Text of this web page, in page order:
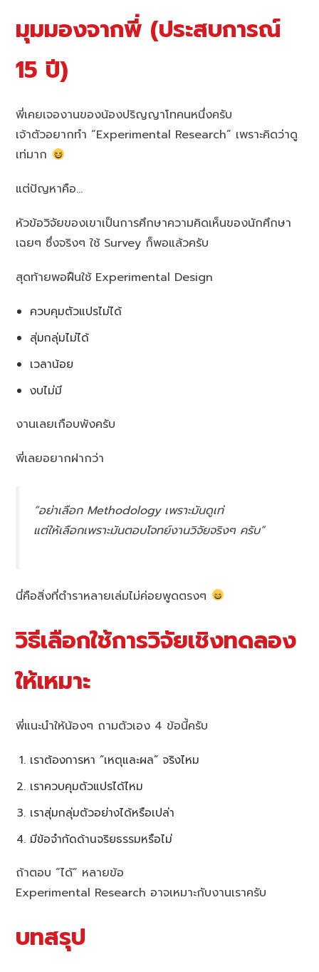
มุมมองจากพี่ (ประสบการณ์
15 ปี)
พี่เคยเจองานของน้องปริญญาโทคนหนึ่งครับ
เจ้าตัวอยากทำ “Experimental Research” เพราะคิดว่าดู
เท่มาก
แต่ปัญหาคือ…
หัวข้อวิจัยของเขาเป็นการศึกษาความคิดเห็นของนักศึกษา
เฉยๆ ซึ่งจริงๆ ใช้ Survey ก็พอแล้วครับ
สุดท้ายพอฝืนใช้ Experimental Design
ควบคุมตัวแปรไม่ได้
สุ่มกลุ่มไม่ได้
เวลาน้อย
งบไม่มี
งานเลยเกือบพังครับ
พี่เลยอยากฝากว่า
“อย่าเลือก Methodology เพราะมันดูเท่
แต่ให้เลือกเพราะมันตอบโจทย์งานวิจัยจริงๆ ครับ”
นี่คือสิ่งที่ตำราหลายเล่มไม่ค่อยพูดตรงๆ
วิธีเลือกใช้การวิจัยเชิงทดลอง
ให้เหมาะ
พี่แนะนำให้น้องๆ ถามตัวเอง 4 ข้อนี้ครับ
เราต้องการหา “เหตุและผล” จริงไหม
เราควบคุมตัวแปรได้ไหม
เราสุ่มกลุ่มตัวอย่างได้หรือเปล่า
มีข้อจำกัดด้านจริยธรรมหรือไม่
ถ้าตอบ “ได้” หลายข้อ
Experimental Research อาจเหมาะกับงานเราครับ
บทสรุป